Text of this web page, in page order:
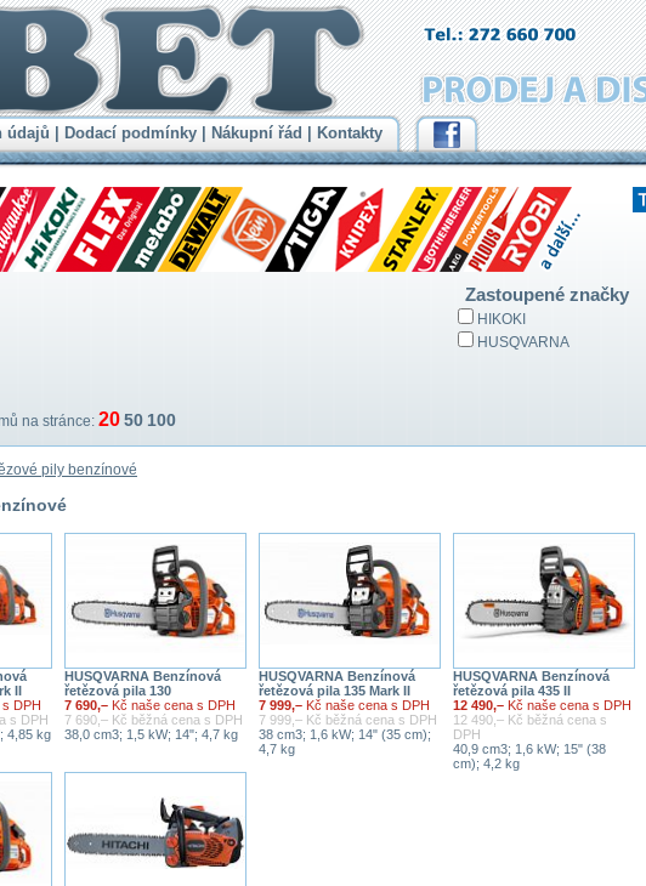
údajů Dodací podmínky Nákupní řád Kontakty
Zastoupené značky
HIKOKI
HUSQVARNA
na stránce: 2050 100
pily benzínové
II
DPH
s DPH
4,85 kg
HUSQVARNA Benzínová
řetězová pila 130
7 690,– Kč naše cena s DPH
7 690,– Kč běžná cena s DPH
38,0 cm3; 1,5 kW; 14"; 4,7 kg
HUSQVARNA Benzínová
řetězová pila 135 Mark II
7 999,– Kč naše cena s DPH
7 999,– Kč běžná cena s DPH
38 cm3; 1,6 kW; 14" (35 cm);
4,7 kg
HUSQVARNA Benzínová
řetězová pila 435 II
12 490,– Kč naše cena s DPH
12 490,– Kč běžná cena s
DPH
40,9 cm3; 1,6 kW; 15" (38
cm); 4,2 kg